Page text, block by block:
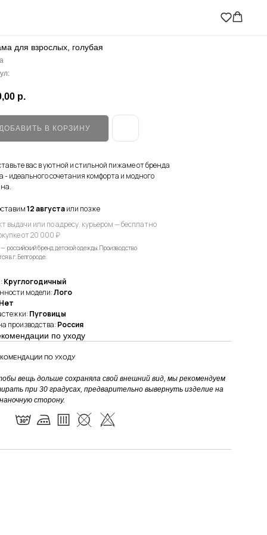
для взрослых, голубая
р.
В КОРЗИНУ
вас в уютной и стильной пижаме от бренда
- идеального сочетания комфорта и модного
12 августаили позже
выдачи или по адресу, курьером — бесплатно
от 20 000 ₽
российский бренд детской одежды. Производство
в г. Белгороде.
Круглогодичный
модели:Лого
Пуговицы
производства:Россия
по уходу
ПО УХОДУ
вещь дольше сохраняла свой внешний вид, мы рекомендуем
при 30 градусах, предварительно вывернуть изделие на
сторону.